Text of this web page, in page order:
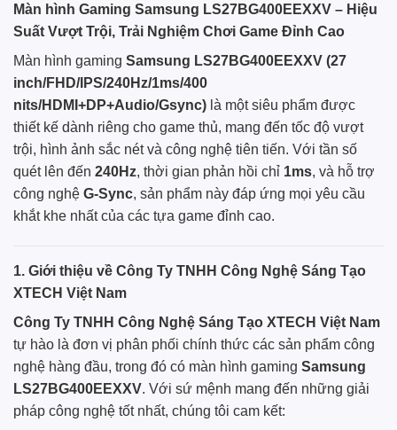
Màn hình Gaming Samsung LS27BG400EEXXV – Hiệu
Suất Vượt Trội, Trải Nghiệm Chơi Game Đỉnh Cao
Màn hình gaming Samsung LS27BG400EEXXV (27
inch/FHD/IPS/240Hz/1ms/400
nits/HDMI+DP+Audio/Gsync) là một siêu phẩm được
thiết kế dành riêng cho game thủ, mang đến tốc độ vượt
trội, hình ảnh sắc nét và công nghệ tiên tiến. Với tần số
quét lên đến 240Hz, thời gian phản hồi chỉ 1ms, và hỗ trợ
công nghệ G-Sync, sản phẩm này đáp ứng mọi yêu cầu
khắt khe nhất của các tựa game đỉnh cao.
1. Giới thiệu về Công Ty TNHH Công Nghệ Sáng Tạo
XTECH Việt Nam
Công Ty TNHH Công Nghệ Sáng Tạo XTECH Việt Nam
tự hào là đơn vị phân phối chính thức các sản phẩm công
nghệ hàng đầu, trong đó có màn hình gaming Samsung
LS27BG400EEXXV. Với sứ mệnh mang đến những giải
pháp công nghệ tốt nhất, chúng tôi cam kết: